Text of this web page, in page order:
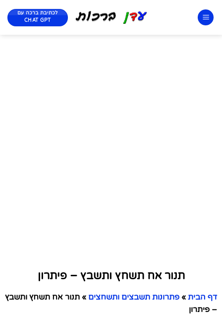
לכתיבת ברכה עם
CHAT GPT
תנור אח תשחץ ותשבץ – פיתרון
דף הבית » פתרונות תשבצים ותשחצים » תנור אח תשחץ ותשבץ
– פיתרון